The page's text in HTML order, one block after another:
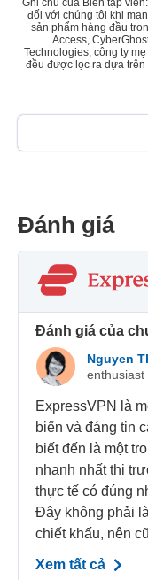
đối với chúng tôi khi
sản phẩm hàng đầu
Access,
Technologies, công ty
đều được lọc ra dựa
Đánh giá
Đánh giá của
Nguyen
enthusiast
ExpressVPN là
biến và đáng tin
biết đến là một
nhanh nhất thị
thực tế có đúng
Đây không phải
chiết khấu, nên
Xem tất cả